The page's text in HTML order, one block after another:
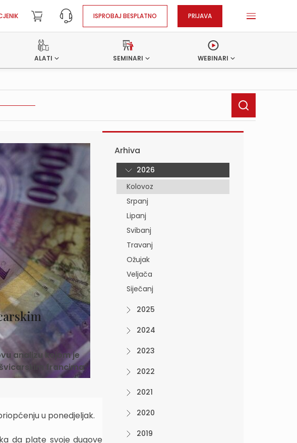
ISPROBAJ BESPLATNO PRIJAVA
ALATI SEMINARI WEBINARI
analizu kojom je
francima
u ponedjeljak.
da plate svoje dugove
Arhiva
2026
Kolovoz
Srpanj
Lipanj
Svibanj
Travanj
Ožujak
Veljača
Siječanj
2025
2024
2023
2022
2021
2020
2019